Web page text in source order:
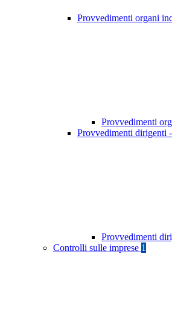
Provvedimenti organi
Provvedimenti
Provvedimenti dirigenti
Provvedimenti
Controlli sulle imprese 1